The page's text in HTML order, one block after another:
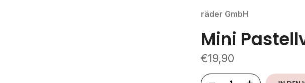
räder GmbH
Mini
€19,90